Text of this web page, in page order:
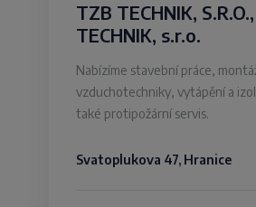
TZB TECHNIK,
TECHNIK, s.r.o.
Nabízíme stavební práce,
vzduchotechniky, vytápění a
také protipožární servis.
Svatoplukova 47, Hranice